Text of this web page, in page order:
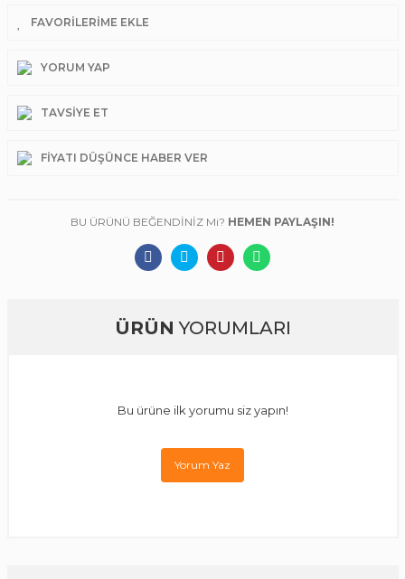
YORUM YAP
TAVSIYE ET
FIYATI DÜŞÜNCE HABER VER
BU ÜRÜNÜ BEĞENDİNİZ Mi? HEMEN PAYLAŞIN!
ÜRÜN YORUMLARI
Bu ürüne ilk yorumu siz yapın!
Yorum Yaz